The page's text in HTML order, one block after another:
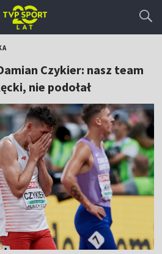
Czykier: nasz team
nie podołał